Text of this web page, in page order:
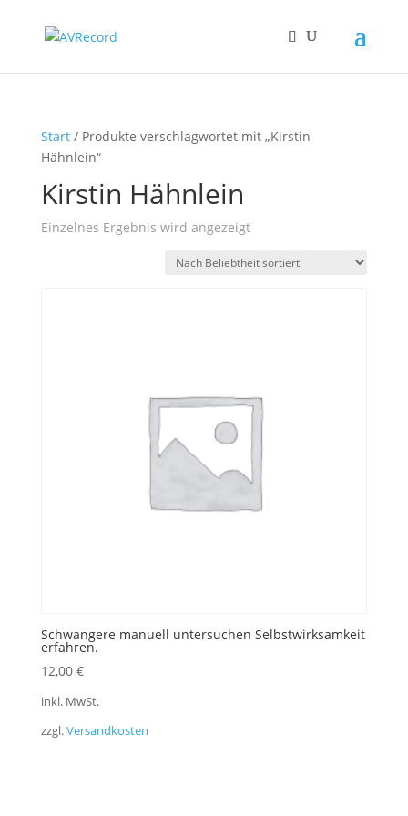
Start/ Produkte verschlagwortet mit „Kirstin
Hähnlein“
Kirstin Hähnlein
Einzelnes Ergebnis wird angezeigt
Schwangere manuell untersuchen Selbstwirksamkeit
erfahren.
12,00 €
inkl. MwSt.
zzgl.Versandkosten